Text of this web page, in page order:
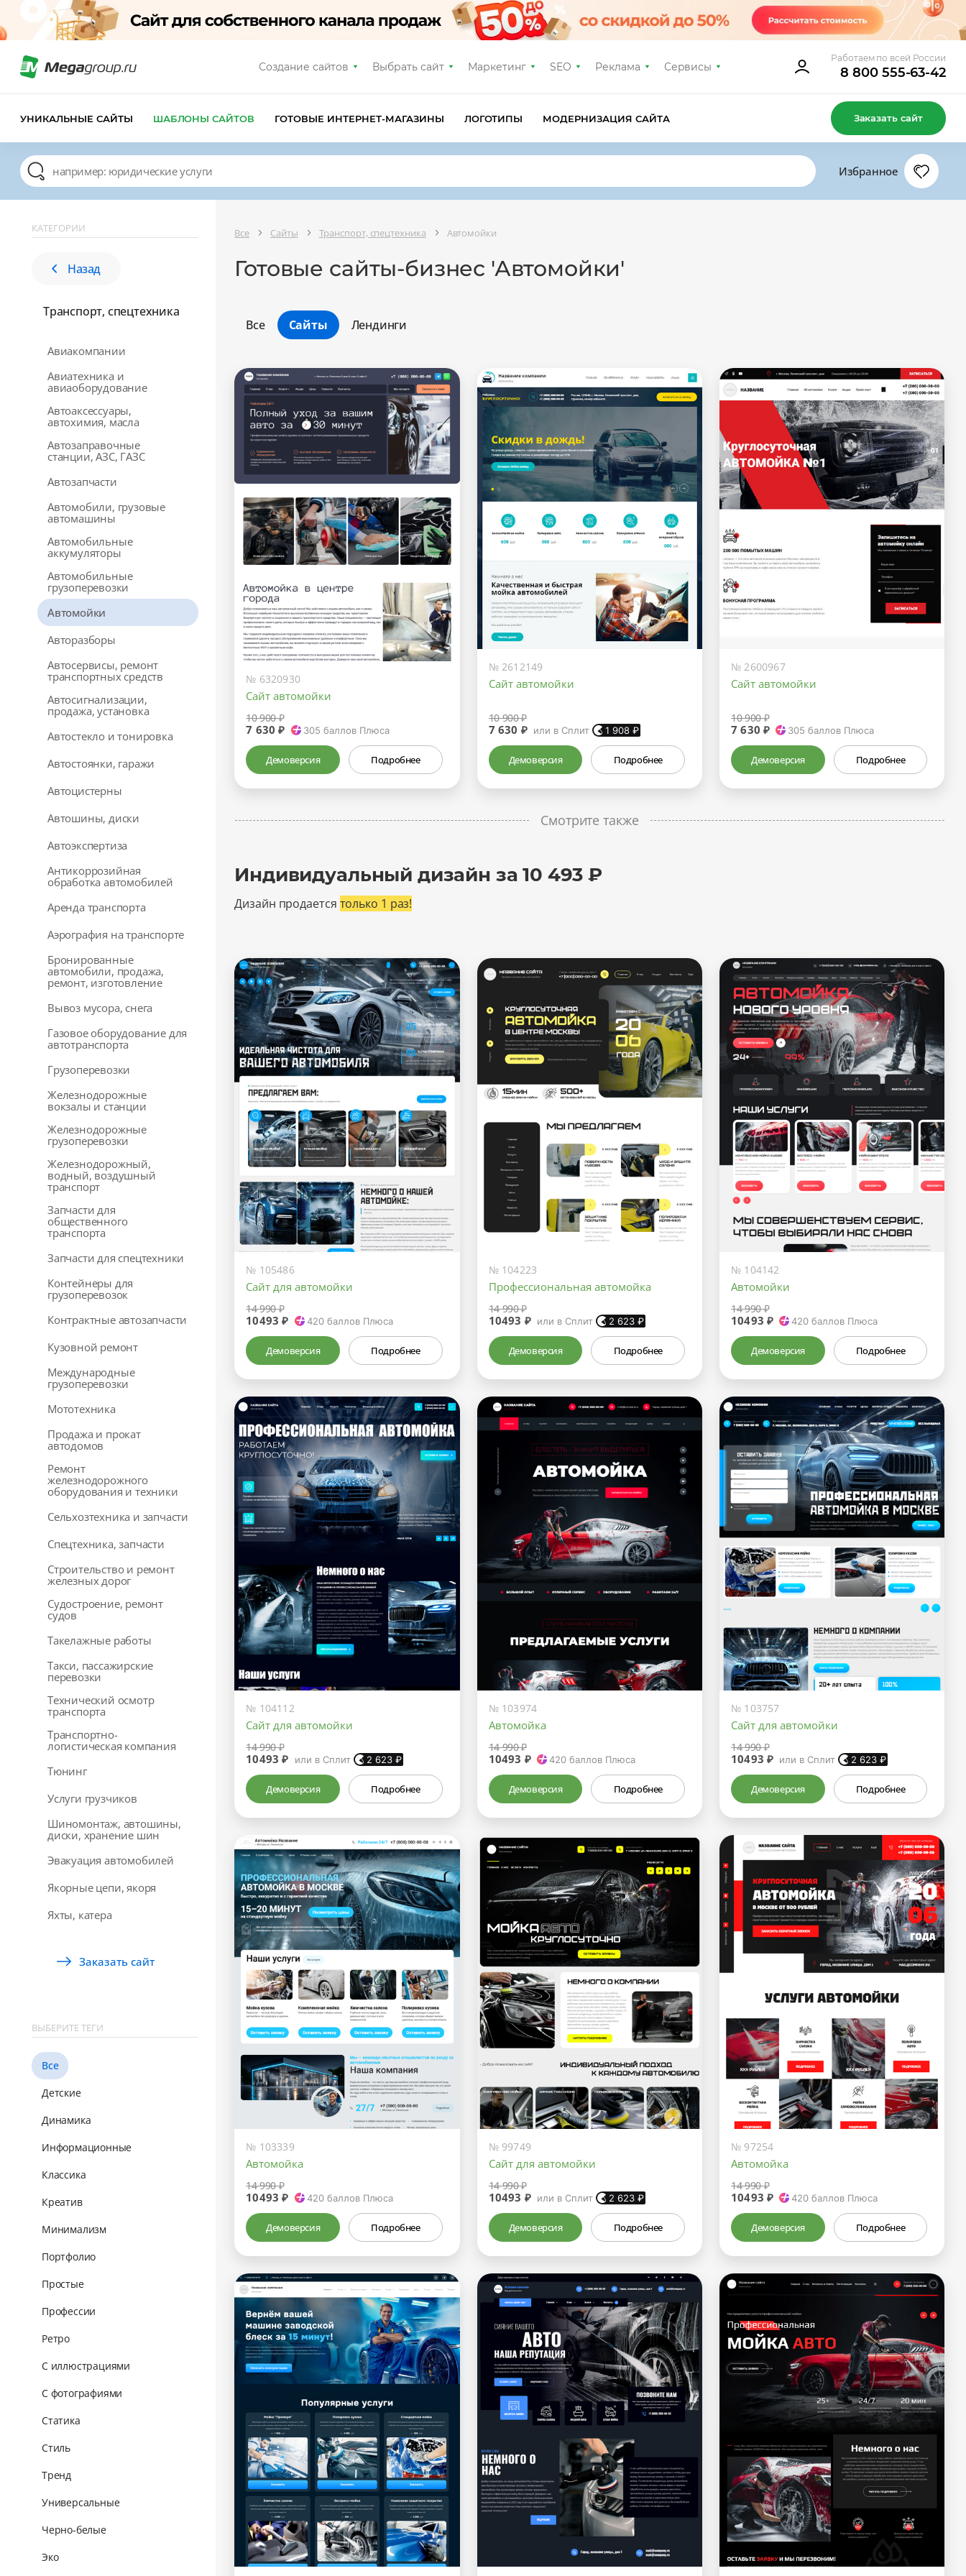
Создание сайтов Выбрать сайт Маркетинг SEO Реклама Сервисы
Работаем по всей России
8 800 555-63-42
УНИКАЛЬНЫЕ САЙТЫ ШАБЛОНЫ САЙТОВ ГОТОВЫЕ ИНТЕРНЕТ-МАГАЗИНЫ ЛОГОТИПЫ МОДЕРНИЗАЦИЯ САЙТА Заказать сайт
Избранное
КАТЕГОРИИ
Назад
Транспорт, спецтехника
Авиакомпании
Авиатехника и
авиаоборудование
Автоаксессуары,
автохимия, масла
Автозаправочные
станции, АЗС, ГАЗС
Автозапчасти
Автомобили, грузовые
автомашины
Автомобильные
аккумуляторы
Автомобильные
грузоперевозки
Автомойки
Авторазборы
Автосервисы, ремонт
транспортных средств
Автосигнализации,
продажа, установка
Автостекло и тонировка
Автостоянки, гаражи
Автоцистерны
Автошины, диски
Автоэкспертиза
Антикоррозийная
обработка автомобилей
Аренда транспорта
Аэрография на транспорте
Бронированные
автомобили, продажа,
ремонт, изготовление
Вывоз мусора, снега
Газовое оборудование для
автотранспорта
Грузоперевозки
Железнодорожные
вокзалы и станции
Железнодорожные
грузоперевозки
Железнодорожный,
водный, воздушный
транспорт
Запчасти для
общественного
транспорта
Запчасти для спецтехники
Контейнеры для
грузоперевозок
Контрактные автозапчасти
Кузовной ремонт
Международные
грузоперевозки
Мототехника
Продажа и прокат
автодомов
Ремонт
железнодорожного
оборудования и техники
Сельхозтехника и запчасти
Спецтехника, запчасти
Строительство и ремонт
железных дорог
Судостроение, ремонт
судов
Такелажные работы
Такси, пассажирские
перевозки
Технический осмотр
транспорта
Транспортно-
логистическая компания
Тюнинг
Услуги грузчиков
Шиномонтаж, автошины,
диски, хранение шин
Эвакуация автомобилей
Якорные цепи, якоря
Яхты, катера
Заказать сайт
ВЫБЕРИТЕ ТЕГИ
Все
Детские
Динамика
Информационные
Классика
Креатив
Минимализм
Портфолио
Простые
Профессии
Ретро
С иллюстрациями
С фотографиями
Статика
Стиль
Тренд
Универсальные
Черно-белые
Эко
Все Сайты Транспорт, спецтехника Автомойки
Готовые сайты-бизнес 'Автомойки'
Все Сайты Лендинги
№ 6320930
Сайт автомойки
10 900 ₽
7 630 ₽ 305 баллов Плюса
Демоверсия Подробнее
№ 2612149
Сайт автомойки
10 900 ₽
7 630 ₽ или в Сплит 1 908 ₽
Демоверсия Подробнее
№ 2600967
Сайт автомойки
10 900 ₽
7 630 ₽ 305 баллов Плюса
Демоверсия Подробнее
Смотрите также
Индивидуальный дизайн за 10 493 ₽
Дизайн продается только 1 раз!
№ 105486
Сайт для автомойки
14 990 ₽
10493 ₽ 420баллов Плюса
Демоверсия Подробнее
№ 104223
Профессиональная автомойка
14 990 ₽
10493 ₽ или в Сплит 2 623 ₽
Демоверсия Подробнее
№ 104142
Автомойки
14 990 ₽
10493 ₽ 420 баллов Плюса
Демоверсия Подробнее
№ 104112
Сайт для автомойки
14 990 ₽
10493 ₽ или в Сплит 2 623₽
Демоверсия Подробнее
№ 103974
Автомойка
14 990 ₽
10493 ₽ 420 баллов Плюса
Демоверсия Подробнее
№ 103757
Сайт для автомойки
14 990 ₽
10493 ₽ или в Сплит 2 623 ₽
Демоверсия Подробнее
№ 103339
Автомойка
14 990 ₽
10493 ₽ 420баллов Плюса
Демоверсия Подробнее
№ 99749
Сайт для автомойки
14 990 ₽
10493 ₽ или в Сплит 2 623 ₽
Демоверсия Подробнее
№ 97254
Автомойка
14 990 ₽
10493 ₽ 420 баллов Плюса
Демоверсия Подробнее